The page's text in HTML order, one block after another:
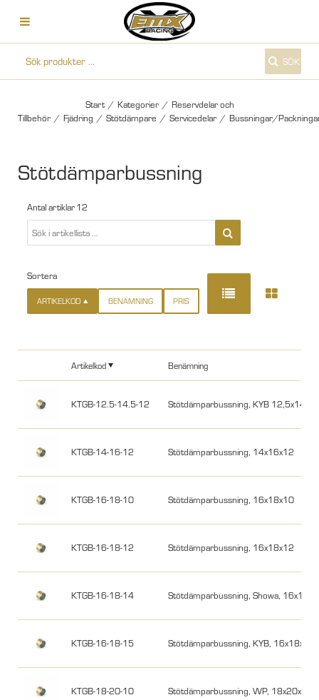
SÖK
Start / Kategorier / Reservdelar och
Tillbehör / Fjädring / Stötdämpare / Servicedelar / Bussningar/
Stötdämparbussning
Antal artiklar 12
Sortera
ARTIKELKOD BENÄMNING PRIS
Artikelkod Benämning
KTGB-12.5-14.5-12 Stötdämparbussning, KYB
KTGB-14-16-12 Stötdämparbussning, 14x16x12
KTGB-16-18-10 Stötdämparbussning, 16x18x10
KTGB-16-18-12 Stötdämparbussning, 16x18x12
KTGB-16-18-14 Stötdämparbussning, Showa,
KTGB-16-18-15 Stötdämparbussning, KYB, 16x18x15
KTGB-18-20-10 Stötdämparbussning, WP, 18x20x10